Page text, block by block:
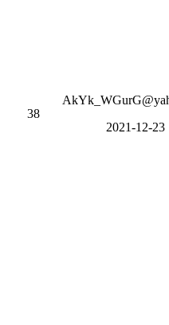
38
2021-12-23